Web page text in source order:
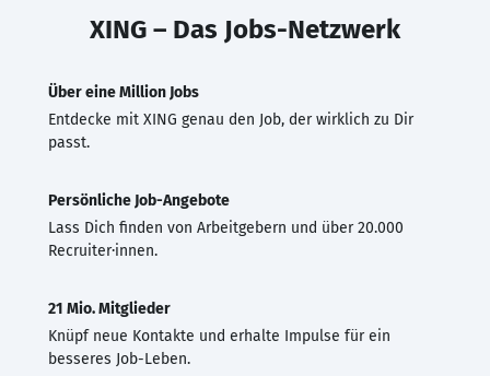
XING – Das Jobs-Netzwerk
Über eine Million Jobs
Entdecke mit XING genau den Job, der wirklich zu Dir
passt.
Persönliche Job-Angebote
Lass Dich finden von Arbeitgebern und über 20.000
Recruiter·innen.
21 Mio. Mitglieder
Knüpf neue Kontakte und erhalte Impulse für ein
besseres Job-Leben.